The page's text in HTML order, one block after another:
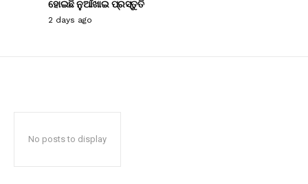
ହୋଇଛି ନୁଆଁଖାଇ ପ୍ରସ୍ତୁତି
2 days ago
No posts to display